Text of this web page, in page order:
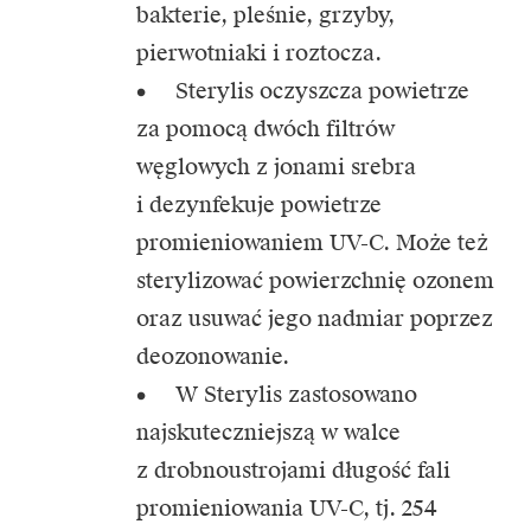
bakterie, pleśnie, grzyby,
pierwotniaki i roztocza.
• Sterylis oczyszcza powietrze
za pomocą dwóch filtrów
węglowych z jonami srebra
i dezynfekuje powietrze
promieniowaniem UV-C. Może też
sterylizować powierzchnię ozonem
oraz usuwać jego nadmiar poprzez
deozonowanie.
• W Sterylis zastosowano
najskuteczniejszą w walce
z drobnoustrojami długość fali
promieniowania UV-C, tj. 254